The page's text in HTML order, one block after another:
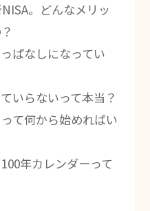
。どんなメリッ
ぱなしになってい
いらないって本当？
て何から始めればい
年カレンダーって